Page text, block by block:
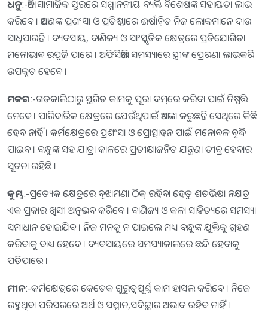
ଧନୁ:-ଆଜି ସାମାଜିକ ସ୍ତରରେ ସମ୍ମାନନୀୟ ବ୍ୟକ୍ତି ବିଶେଷଙ୍କ ସହାୟତା ଲାଭ
କରିବେ । ଆପଣଙ୍କ ପ୍ରଶଂସା ଓ ପ୍ରତିଷ୍ଠାରେ ଈର୍ଷାନ୍ବିତ ନିଜ ଲୋକମାନେ ଦାଉ
ସାଧିପାରନ୍ତି । ବ୍ୟବସାୟ, ବାଣିଜ୍ୟ ଓ ସାଂସ୍କୃତିକ କ୍ଷେତ୍ରରେ ପ୍ରତିଯୋଗିତା
ମନୋଭାବ ଉପୁଜି ପାରେ । ଅଫିସିଆଲି ସମସ୍ୟାରେ ସ୍ତ୍ରୀଙ୍କ ପ୍ରେରଣା ଲାଭକରି
ଉପକୃତ ହେବେ ।
ମକର:-ଗତକାଲିଠାରୁ ସ୍ଥଗିତ କାମକୁ ପୂରା ଦମ୍‌ରେ କରିବା ପାଇଁ ନିଷ୍ପତ୍ତି
ନେବେ । ପାରିବାରିକ କ୍ଷେତ୍ରରେ ଯେଉଁଥିପାଇଁ ଆଶଙ୍କା କରୁଛନ୍ତି ସେଥିରେ କିଛି
ହେବ ନାହିଁ । କର୍ମକ୍ଷେତ୍ରରେ ପ୍ରଶଂସା ଓ ପ୍ରୋତ୍ସାହନ ପାଇଁ ମନୋବଳ ବୃଦ୍ଧି
ପାଇବ । ବନ୍ଧୁଙ୍କ ସହ ଯାତ୍ରା କାଳରେ ପ୍ରତୀକ୍ଷାଜନିତ ଯନ୍ତ୍ରଣା ତୀବ୍ର ହେବାର
ସୂଚନା ରହିଛି ।
କୁମ୍ଭ:-ପ୍ରତ୍ୟେକ କ୍ଷେତ୍ରରେ ବୁଝାମଣା ଠିକ୍‌ ରହିବା ହେତୁ ଶତଭିଷା ନକ୍ଷତ୍ର
ଏକ ପ୍ରକାର ଖୁସୀ ଅନୁଭବ କରିବେ । ବାଣିଜ୍ୟ ଓ କଳା ସାହିତ୍ୟରେ ସମସ୍ୟା
ସମାଧାନ ହୋଇଯିବ । ନିଜ ମନକୁ ନ ପାଇଲେ ମଧ୍ୟ ବନ୍ଧୁଙ୍କ ଯୁକ୍ତିକୁ ଗ୍ରହଣ
କରିବାକୁ ବାଧ୍ୟ ହେବେ । ବ୍ୟବସାୟରେ ସମସ୍ୟାଜାଲରେ ଛନ୍ଦି ହେବାକୁ
ପଡିପାରେ ।
ମୀନ:-କର୍ମକ୍ଷେତ୍ରରେ କେତେକ ଗୁରୁତ୍ୱପୂର୍ଣ୍ଣ କାମ ହାସଲ କରିବେ । ନିଜେ
ରହୁଥିବା ପରିସରରେ ଅର୍ଥ ଓ ସମ୍ମାନ,ସଦିଚ୍ଛାର ଅଭାବ ରହିବ ନାହିଁ ।